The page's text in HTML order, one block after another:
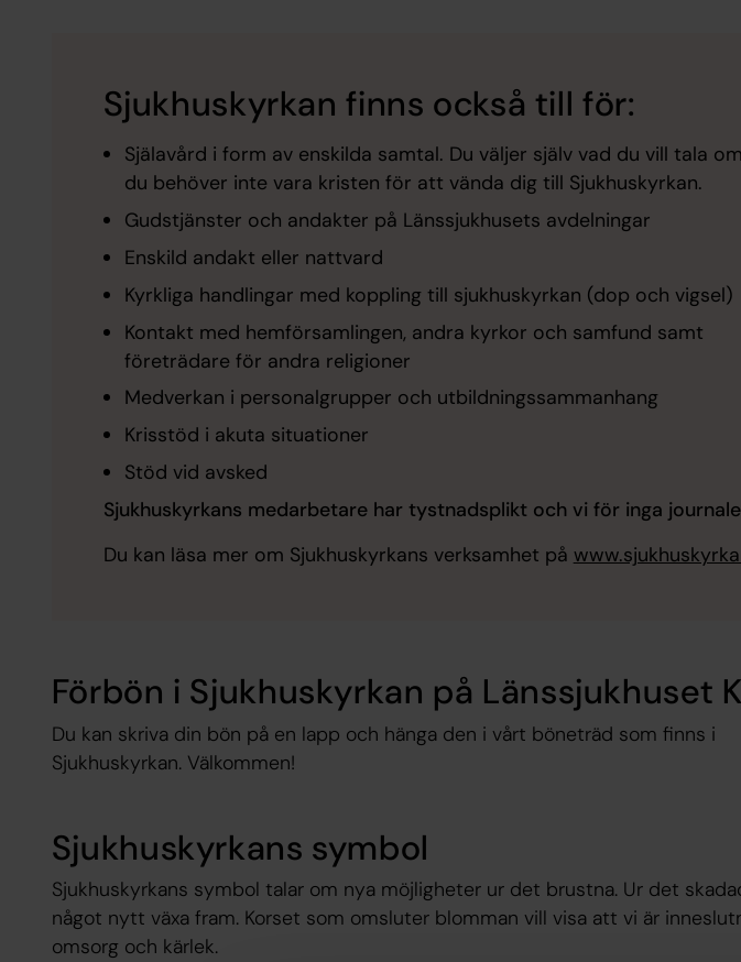
Sjukhuskyrkan finns också till för:
Själavård i form av enskilda samtal. Du väljer själv vad du vill tala
du behöver inte vara kristen för att vända dig till Sjukhuskyrkan.
Gudstjänster och andakter på Länssjukhusets avdelningar
Enskild andakt eller nattvard
Kyrkliga handlingar med koppling till sjukhuskyrkan (dop och vigsel)
Kontakt med hemförsamlingen, andra kyrkor och samfund samt
företrädare för andra religioner
Medverkan i personalgrupper och utbildningssammanhang
Krisstöd i akuta situationer
Stöd vid avsked
Sjukhuskyrkans medarbetare har tystnadsplikt och vi för inga
Du kan läsa mer om Sjukhuskyrkans verksamhet på
Förbön i Sjukhuskyrkan på Länssjukhuset
Du kan skriva din bön på en lapp och hänga den i vårt böneträd som finns i
Sjukhuskyrkan. Välkommen!
Sjukhuskyrkans symbol
Sjukhuskyrkans symbol talar om nya möjligheter ur det brustna. Ur det
något nytt växa fram. Korset som omsluter blomman vill visa att vi är
omsorg och kärlek.